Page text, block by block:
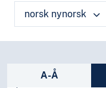
norsk nynorsk
Sidefelt:
A-Å